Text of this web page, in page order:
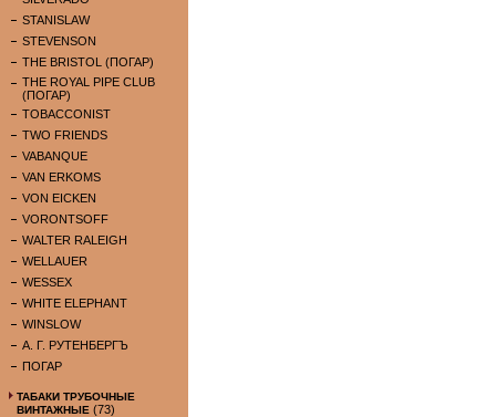
STANISLAW
STEVENSON
THE BRISTOL (ПОГАР)
THE ROYAL PIPE CLUB
(ПОГАР)
TOBACCONIST
TWO FRIENDS
VABANQUE
VAN ERKOMS
VON EICKEN
VORONTSOFF
WALTER RALEIGH
WELLAUER
WESSEX
WHITE ELEPHANT
WINSLOW
А. Г. РУТЕНБЕРГЪ
ПОГАР
ТАБАКИ ТРУБОЧНЫЕ
ВИНТАЖНЫЕ (73)